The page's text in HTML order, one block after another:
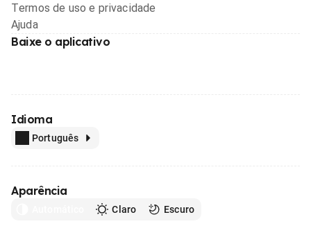
Termos de uso e privacidade
Ajuda
Baixe o aplicativo
Idioma
Português
Aparência
Claro Escuro